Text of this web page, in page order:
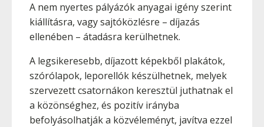
A nem nyertes pályázók anyagai igény szerint
kiállításra, vagy sajtóközlésre – díjazás
ellenében – átadásra kerülhetnek.
A legsikeresebb, díjazott képekből plakátok,
szórólapok, leporellók készülhetnek, melyek
szervezett csatornákon keresztül juthatnak el
a közönséghez, és pozitív irányba
befolyásolhatják a közvéleményt, javítva ezzel